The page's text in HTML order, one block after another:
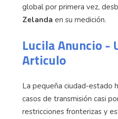
global por primera vez,
Zelanda en su medición.
Lucila Anuncio -
Articulo
La pequeña ciudad-estado
casos de transmisión casi
restricciones fronterizas y